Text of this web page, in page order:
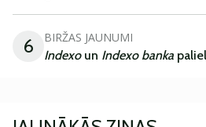
6 BIRŽAS JAUNUMI
Indexoun Indexo banka